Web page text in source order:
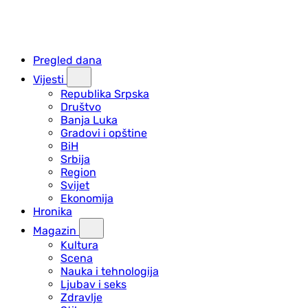
Pregled dana
Vijesti
Republika Srpska
Društvo
Banja Luka
Gradovi i opštine
BiH
Srbija
Region
Svijet
Ekonomija
Hronika
Magazin
Kultura
Scena
Nauka i tehnologija
Ljubav i seks
Zdravlje